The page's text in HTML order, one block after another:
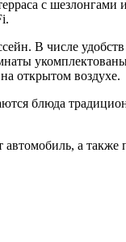
с
В числе
открытом воздухе.
блюда
а также